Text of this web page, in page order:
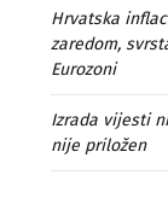
Hrvatska
zaredom,
Eurozoni
Izrada vijesti
nije priložen